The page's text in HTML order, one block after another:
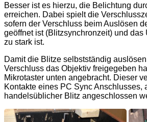
Besser ist es hierzu, die Belichtung
erreichen. Dabei spielt die
sofern der Verschluss beim Auslösen
geöffnet ist (Blitzsynchronzeit) und
zu stark ist.
Damit die Blitze selbstständig
Verschluss das Objektiv freigegeben
Mikrotaster unten angebracht. Dieser
Kontakte eines PC Sync Anschlusses,
handelsüblicher Blitz angeschlossen